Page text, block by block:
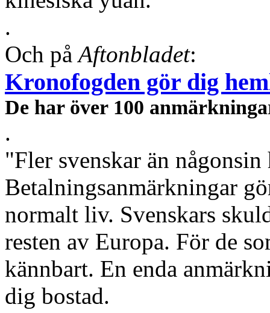
.
Och påAftonbladet:
Kronofogden gör dig
De har över 100
.
"Fler svenskar än
Betalningsanmärkningar
normalt liv. Svenskars
resten av Europa. För de
kännbart. En enda
dig bostad.